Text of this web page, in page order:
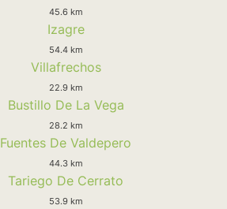
45.6 km
Izagre
54.4 km
Villafrechos
22.9 km
Bustillo De La Vega
28.2 km
Fuentes De Valdepero
44.3 km
Tariego De Cerrato
53.9 km